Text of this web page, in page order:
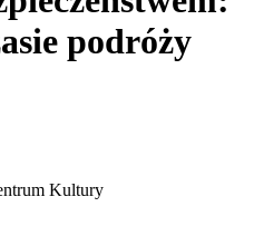
podróży
Kultury